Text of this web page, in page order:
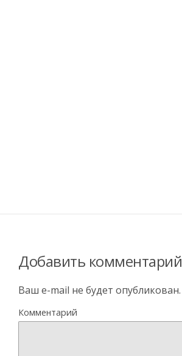
Добавить комментарий
Ваш e-mail не будет опубликован.
Комментарий